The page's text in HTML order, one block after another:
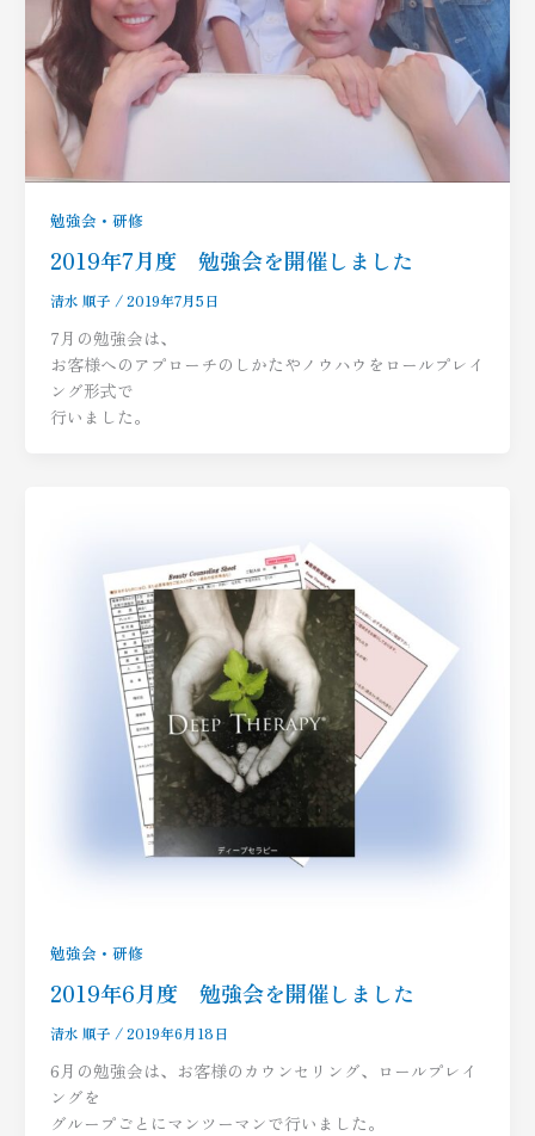
勉強会・研修
2019年7月度 勉強会を開催しました
清水 順子 /2019年7月5日
7月の勉強会は、
お客様へのアプローチのしかたやノウハウをロールプレイ
ング形式で
行いました。
勉強会・研修
2019年6月度 勉強会を開催しました
清水 順子 /2019年6月18日
6月の勉強会は、お客様のカウンセリング、ロールプレイ
ングを
グループごとにマンツーマンで行いました。